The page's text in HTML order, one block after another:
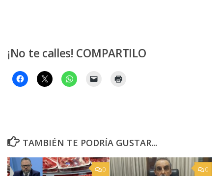
¡No te calles! COMPARTILO
TAMBIÉN TE PODRÍA GUSTAR...
0 0